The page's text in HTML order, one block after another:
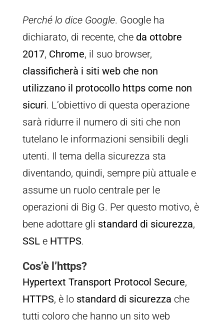
Perché lo dice Google. Google ha
dichiarato, di recente, che da ottobre
2017, Chrome, il suo browser,
classificherà i siti web che non
utilizzano il protocollo https come non
sicuri. L’obiettivo di questa operazione
sarà ridurre il numero di siti che non
tutelano le informazioni sensibili degli
utenti. Il tema della sicurezza sta
diventando, quindi, sempre più attuale e
assume un ruolo centrale per le
operazioni di Big G. Per questo motivo, è
bene adottare gli standard di sicurezza,
SSLe HTTPS.
Cos’è l’https?
Hypertext Transport Protocol Secure,
HTTPS, è lostandard di sicurezza che
tutti coloro che hanno un sito web